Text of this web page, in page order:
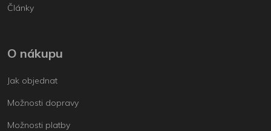
Články
O nákupu
Jak objednat
Možnosti dopravy
Možnosti platby